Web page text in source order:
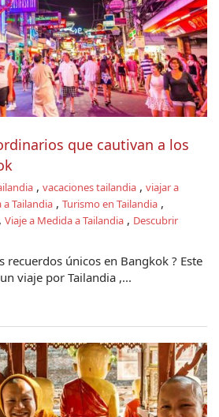
que cautivan a los
, vacaciones tailandia , viajar a
a Tailandia , Turismo en Tailandia ,
, Viaje a Medida a Tailandia , Descubrir
recuerdos únicos en Bangkok ? Este
viaje por Tailandia ,...